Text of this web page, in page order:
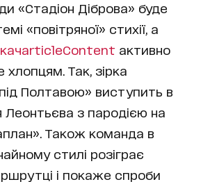
«Стадіон Діброва» буде
«повітряної» стихії, а
articleContent активно
Так, зірка
Полтавою» виступить в
Леонтьєва з пародією на
Також команда в
стилі розіграє
і покаже спроби